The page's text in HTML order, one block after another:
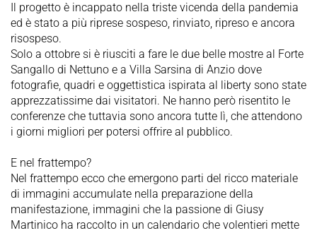
Il progetto è incappato nella triste vicenda della pandemia
ed è stato a più riprese sospeso, rinviato, ripreso e ancora
risospeso.
Solo a ottobre si è riusciti a fare le due belle mostre al Forte
Sangallo di Nettuno e a Villa Sarsina di Anzio dove
fotografie, quadri e oggettistica ispirata al liberty sono state
apprezzatissime dai visitatori. Ne hanno però risentito le
conferenze che tuttavia sono ancora tutte lì, che attendono
i giorni migliori per potersi offrire al pubblico.
E nel frattempo?
Nel frattempo ecco che emergono parti del ricco materiale
di immagini accumulate nella preparazione della
manifestazione, immagini che la passione di Giusy
Martinico ha raccolto in un calendario che volentieri mette